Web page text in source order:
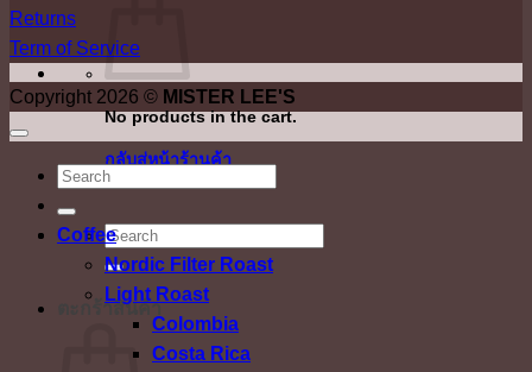
No products in the cart.
กลับสู่หน้าร้านค้า
ค้นหา:
ตะกร้าสินค้า
Returns
Term of Service
Copyright 2026 © MISTER LEE'S
ค้นหา:
Coffee
Nordic Filter Roast
Light Roast
Colombia
Costa Rica